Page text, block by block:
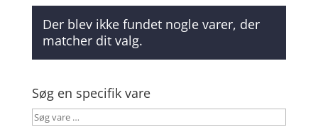
Der blev ikke fundet nogle varer, der
matcher dit valg.
Søg en specifik vare
Søg